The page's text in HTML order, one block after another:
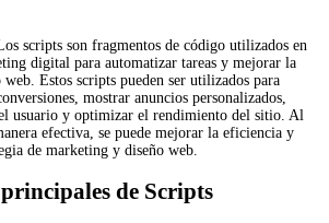
scripts son fragmentos de código utilizados en
digital para automatizar tareas y mejorar la
Estos scripts pueden ser utilizados para
mostrar anuncios personalizados,
usuario y optimizar el rendimiento del sitio. Al
efectiva, se puede mejorar la eficiencia y
de marketing y diseño web.
de Scripts